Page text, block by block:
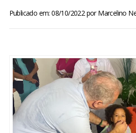
ESPORTES
ENTRETENIMENTO
ENQUETE
Publicado em: 08/10/2022porMarcelino